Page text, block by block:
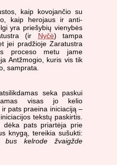
kaip kovojančio su
kaip herojaus ir anti-
yra priešybių vienybės
(ir Nyčė) tampa
jei pradžioje Zaratustra
proceso metu jame
Antžmogio, kuris vis tik
samprata.
seka paskui
visas jo kelio
pats praeina iniciaciją –
tekstų paskirtis.
dėka pats priartėja prie
knygą, tereikia sušukti:
bus kelrode žvaigžde